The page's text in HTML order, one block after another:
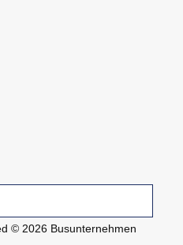
© 2026 Busunternehmen